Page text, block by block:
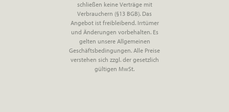
schließen keine Verträge mit
Verbrauchern (§13 BGB). Das
Angebot ist freibleibend. Irrtümer
und Änderungen vorbehalten. Es
gelten unsere Allgemeinen
Geschäftsbedingungen. Alle Preise
verstehen sich zzgl. der gesetzlich
gültigen MwSt.